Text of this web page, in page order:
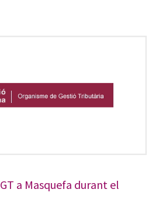
a Masquefa durant el